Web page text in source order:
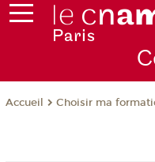
Accueil Choisir ma